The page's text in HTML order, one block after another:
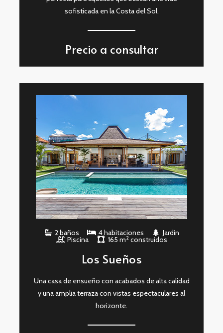
sofisticada en la Costa del Sol.
Precio a consultar
2 baños 4 habitaciones Jardín
Piscina 165 m2construidos
Los Sueños
Una casa de ensueño con acabados de alta calidad
y una amplia terraza con vistas espectaculares al
horizonte.